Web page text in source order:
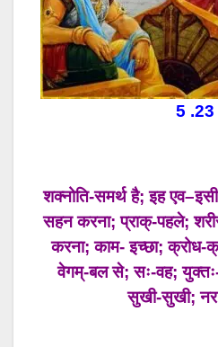
5
शक्नोति-समर्थ है; इह
सहन करना; प्राक्-पहले;
करना; काम- इच्छा; क्रोध-
वेगम्-बल से; सः-वह; युक्तः-
सुखी-सुखी;